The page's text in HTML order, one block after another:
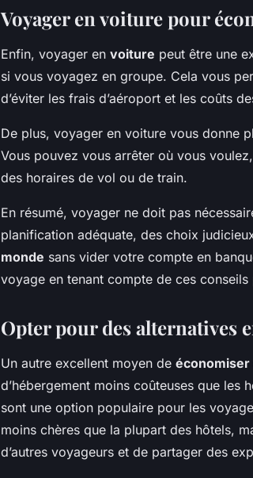
Voyager en voiture pour
Enfin, voyager en voiture peut être une
si vous voyagez en groupe. Cela vous
d’éviter les frais d’aéroport et les coûts
De plus, voyager en voiture vous donne
Vous pouvez vous arrêter où vous
des horaires de vol ou de train.
En résumé, voyager ne doit pas
planification adéquate, des choix
monde sans vider votre compte en
voyage en tenant compte de ces
Opter pour des alternatives
Un autre excellent moyen de économiser
d’hébergement moins coûteuses que les
sont une option populaire pour les
moins chères que la plupart des hôtels,
d’autres voyageurs et de partager des